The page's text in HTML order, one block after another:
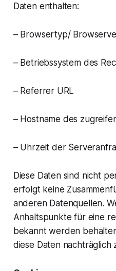
Daten enthalten:
– Browsertyp/
– Betriebssystem des
– Referrer URL
– Hostname des
– Uhrzeit der
Diese Daten sind nicht
erfolgt keine
anderen Datenquellen.
Anhaltspunkte für eine
bekannt werden
diese Daten nachträglich